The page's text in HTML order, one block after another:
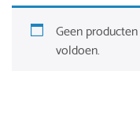
Geen
voldoen.